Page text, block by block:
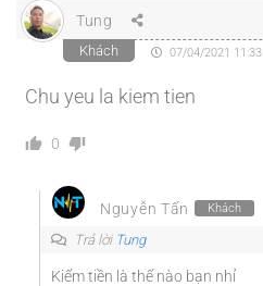
Tung
Khách 07/04/2021 11:33
Chu yeu la kiem tien
0
Nguyễn Tấn Khách
Trả lời Tung
Kiếm tiền là thế nào bạn nhỉ